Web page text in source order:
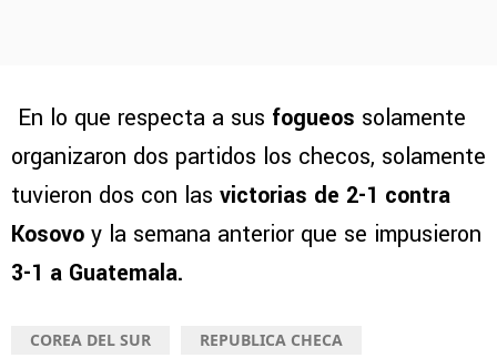
En lo que respecta a sus fogueos solamente
organizaron dos partidos los checos, solamente
tuvieron dos con las victorias de 2-1 contra
Kosovo y la semana anterior que se impusieron
3-1 a Guatemala.
COREA DEL SUR REPUBLICA CHECA